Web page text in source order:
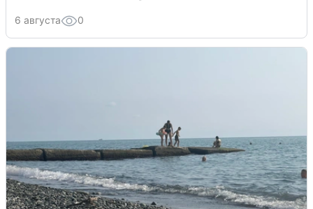
6 августа 0